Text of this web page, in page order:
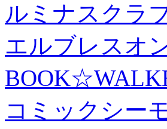
ルミナスクラ
エルブレスオ
コミックシー